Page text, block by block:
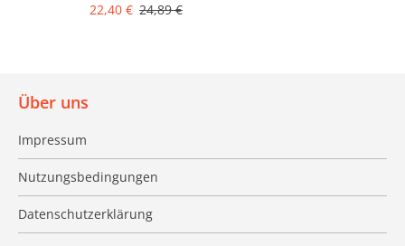
22,40 € 24,89 €
Über uns
Impressum
Nutzungsbedingungen
Datenschutzerklärung